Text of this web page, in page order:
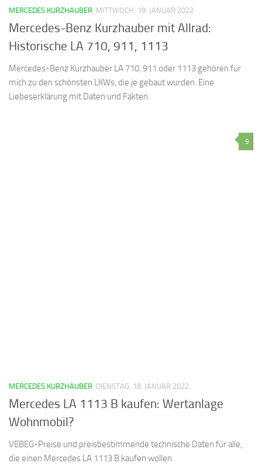
MERCEDES KURZHAUBER MITTWOCH, 19. JANUAR 2022
Mercedes-Benz Kurzhauber mit Allrad:
Historische LA 710, 911, 1113
Mercedes-Benz Kurzhauber LA 710, 911 oder 1113 gehören für
mich zu den schönsten LKWs, die je gebaut wurden. Eine
Liebeserklärung mit Daten und Fakten.
9
MERCEDES KURZHAUBER DIENSTAG, 18. JANUAR 2022
Mercedes LA 1113 B kaufen: Wertanlage
Wohnmobil?
VEBEG-Preise und preisbestimmende technische Daten für alle,
die einen Mercedes LA 1113 B kaufen wollen.